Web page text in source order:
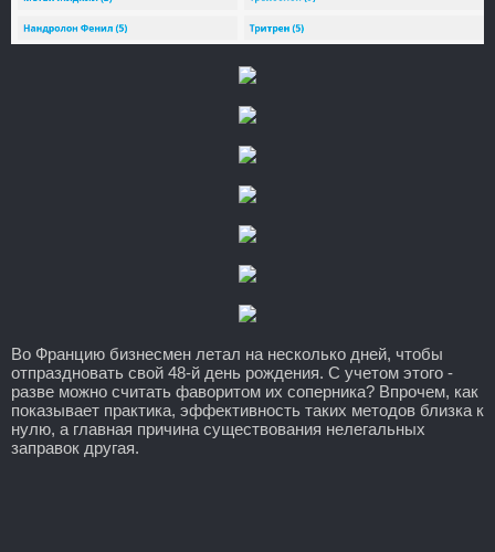
Во Францию бизнесмен летал на несколько дней, чтобы
отпраздновать свой 48-й день рождения. С учетом этого -
разве можно считать фаворитом их соперника? Впрочем, как
показывает практика, эффективность таких методов близка к
нулю, а главная причина существования нелегальных
заправок другая.